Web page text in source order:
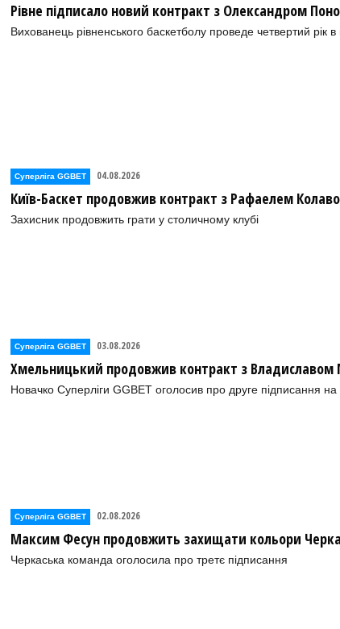
Рівне підписало новий контракт з Олександром
Вихованець рівненського баскетболу проведе четвертий рік в
Суперліга GGBET 04.08.2026
Київ-Баскет продовжив контракт з Рафаелем
Захисник продовжить грати у столичному клубі
Суперліга GGBET 03.08.2026
Хмельницький продовжив контракт з
Новачко Суперліги GGBET оголосив про друге підписання на
Суперліга GGBET 02.08.2026
Максим Фесун продовжить захищати кольори
Черкаська команда оголосила про третє підписання